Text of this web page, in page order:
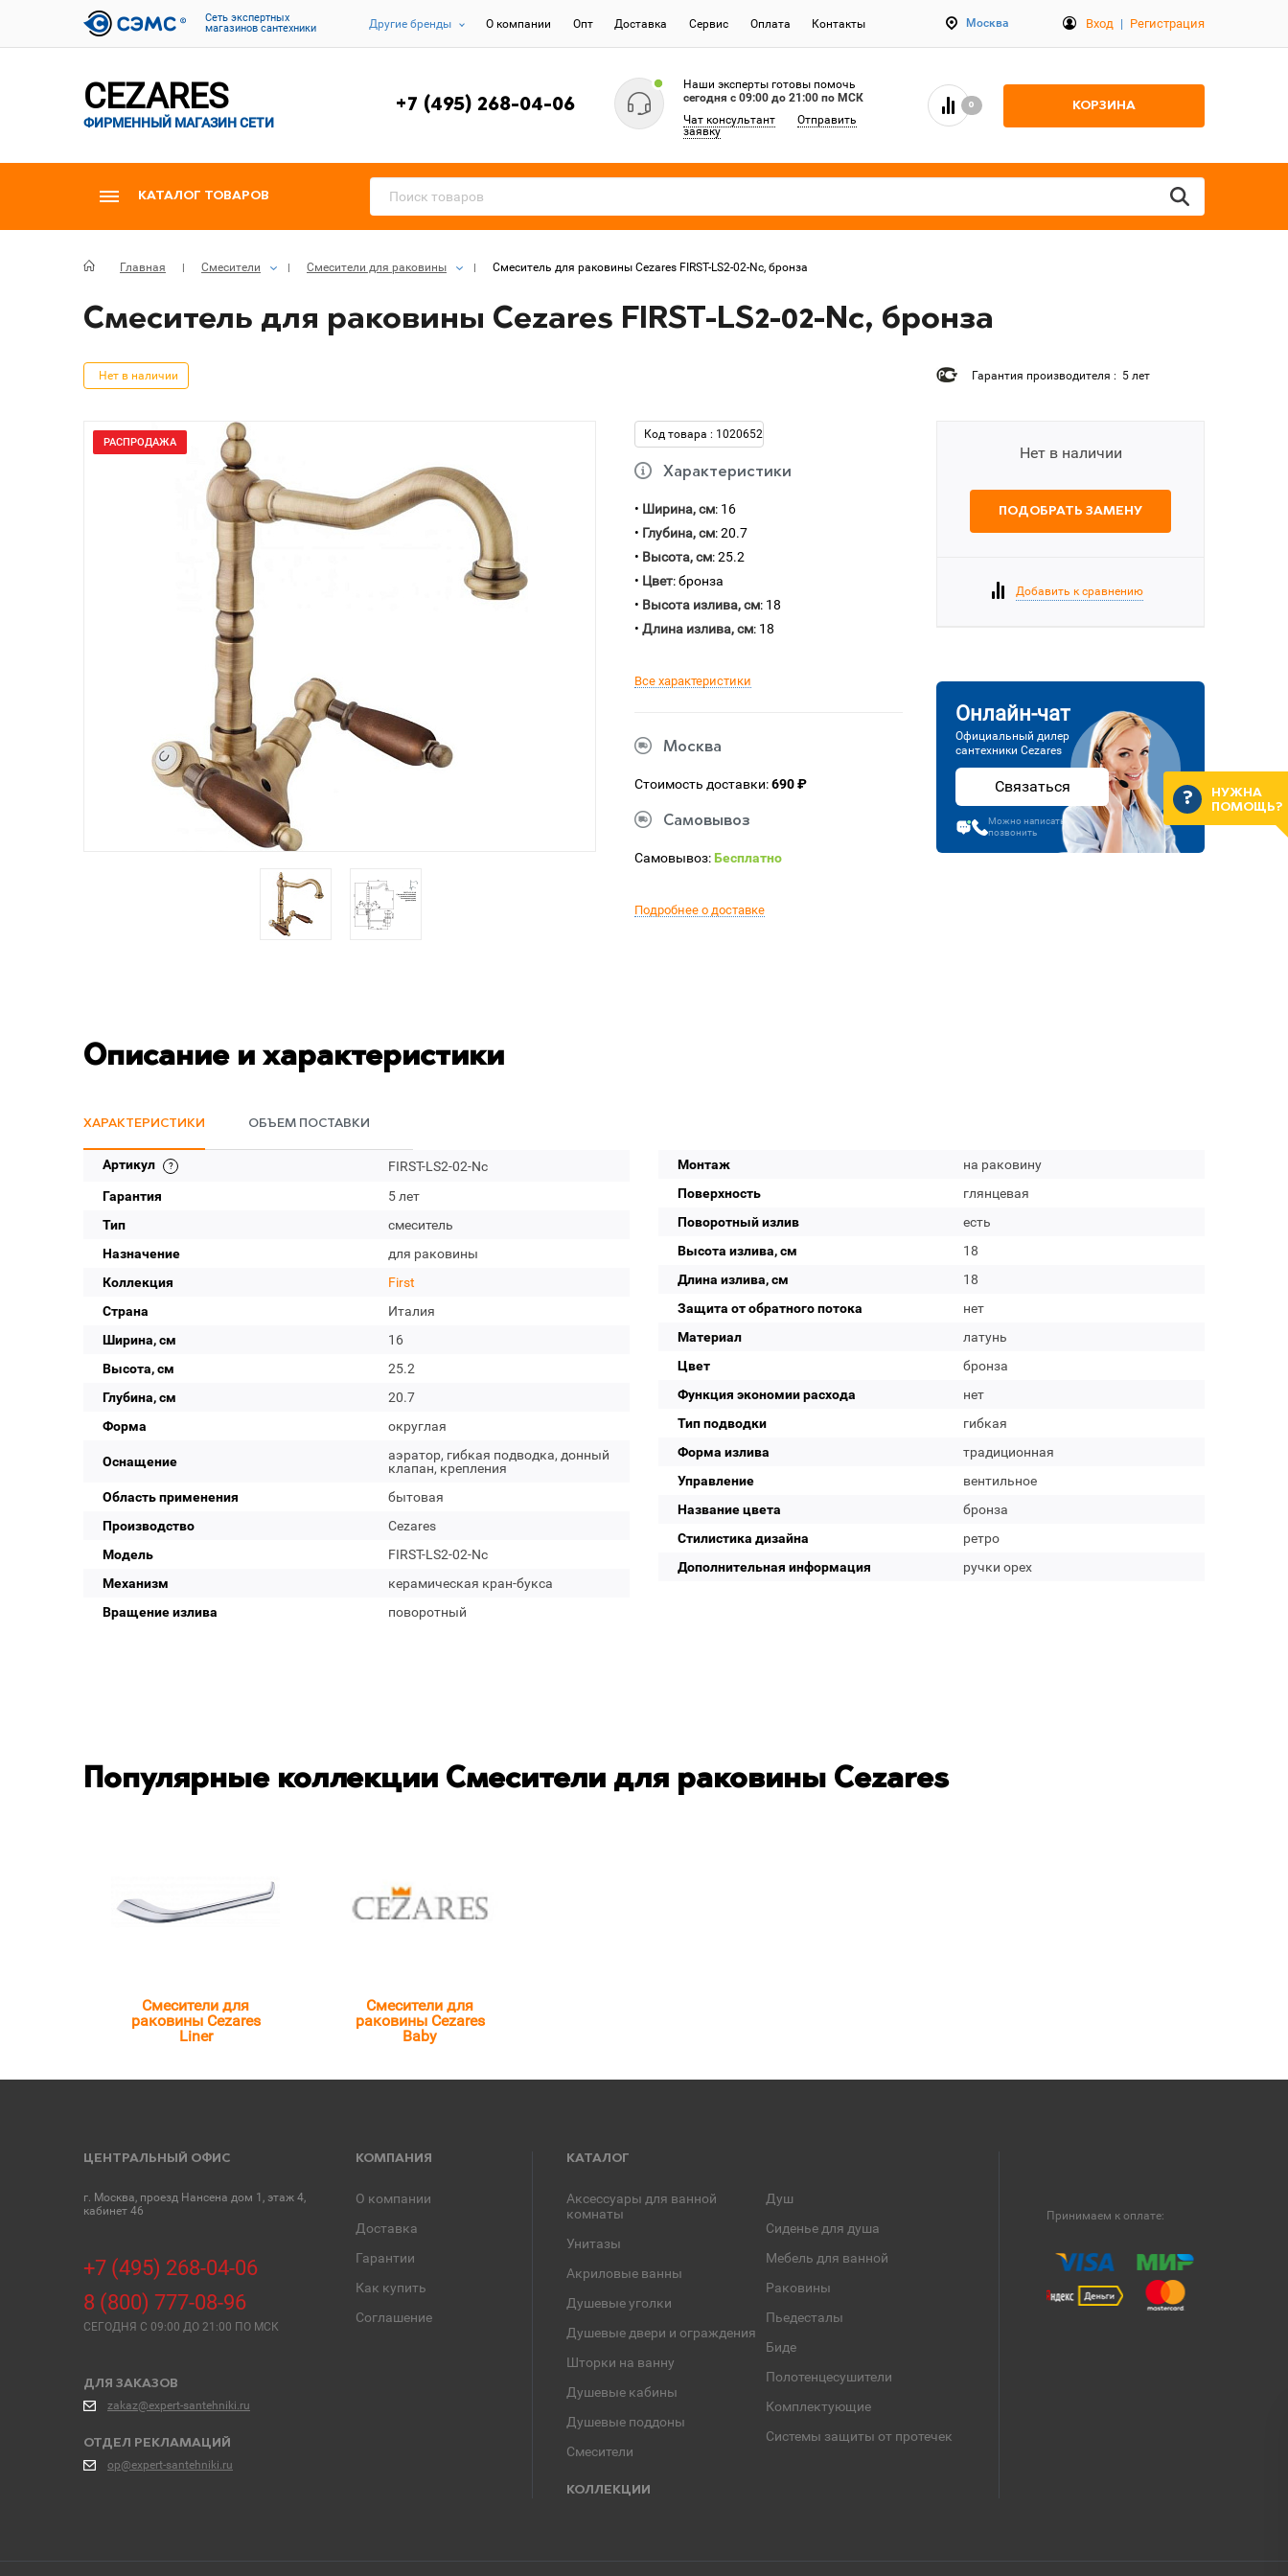
Cеть экспертных
магазинов сантехники
Другие бренды О компании Опт Доставка Сервис Оплата Контакты Москва Вход | Регистрация
CEZARES
ФИРМЕННЫЙ МАГАЗИН СЕТИ
+7 (495) 268-04-06
Наши эксперты готовы помочь
сегодня c 09:00 до 21:00 по МСК
Чат консультант
Отправить
заявку
0 КОРЗИНА
КАТАЛОГ ТОВАРОВ
Главная Смесители Смесители для раковины Смеситель для раковины Cezares FIRST-LS2-02-Nc, бронза
Смеситель для раковины Cezares FIRST-LS2-02-Nc, бронза
Нет в наличии Гарантия производителя : 5 лет
РАСПРОДАЖА
Код товара : 1020652
Характеристики
• Ширина, см: 16
• Глубина, см: 20.7
• Высота, см: 25.2
• Цвет: бронза
• Высота излива, см: 18
• Длина излива, см: 18
Все характеристики
Москва
Стоимость доставки:690 ₽
Самовывоз
Самовывоз:Бесплатно
Подробнее о доставке
Нет в наличии
ПОДОБРАТЬ ЗАМЕНУ
Добавить к сравнению
Онлайн-чат
Официальный дилер
сантехники Cezares
Связаться
Можно написать или
позвонить
Описание и характеристики
ХАРАКТЕРИСТИКИ ОБЪЕМ ПОСТАВКИ
Артикул
FIRST-LS2-02-Nc
Гарантия
5 лет
Тип
смеситель
Назначение
для раковины
Коллекция
First
Страна
Италия
Ширина, см
16
Высота, см
25.2
Глубина, см
20.7
Форма
округлая
Оснащение
аэратор, гибкая подводка, донный
клапан, крепления
Область применения
бытовая
Производство
Cezares
Модель
FIRST-LS2-02-Nc
Механизм
керамическая кран-букса
Вращение излива
поворотный
Монтаж
на раковину
Поверхность
глянцевая
Поворотный излив
есть
Высота излива, см
18
Длина излива, см
18
Защита от обратного потока
нет
Материал
латунь
Цвет
бронза
Функция экономии расхода
нет
Тип подводки
гибкая
Форма излива
традиционная
Управление
вентильное
Название цвета
бронза
Стилистика дизайна
ретро
Дополнительная информация
ручки орех
Популярные коллекции Смесители для раковины Cezares
Смесители для
раковины Cezares
Liner
Смесители для
раковины Cezares
Baby
ЦЕНТРАЛЬНЫЙ ОФИС
г. Москва, проезд Нансена дом 1, этаж 4,
кабинет 46
+7 (495) 268-04-06
8 (800) 777-08-96
СЕГОДНЯ C 09:00 ДО 21:00 ПО МСК
ДЛЯ ЗАКАЗОВ
zakaz@expert-santehniki.ru
ОТДЕЛ РЕКЛАМАЦИЙ
op@expert-santehniki.ru
КОМПАНИЯ
О компании
Доставка
Гарантии
Как купить
Соглашение
КАТАЛОГ
Аксессуары для ванной
комнаты
Унитазы
Акриловые ванны
Душевые уголки
Душевые двери и ограждения
Шторки на ванну
Душевые кабины
Душевые поддоны
Смесители
Душ
Сиденье для душа
Мебель для ванной
Раковины
Пьедесталы
Биде
Полотенцесушители
Комплектующие
Системы защиты от протечек
КОЛЛЕКЦИИ
Принимаем к оплате:
НУЖНА
ПОМОЩЬ?